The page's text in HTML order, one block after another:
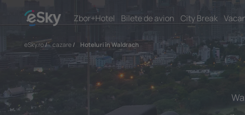
Zbor+Hotel Bilete de avion City Break
eSky.ro/ cazare/ Hoteluri în Waldrach